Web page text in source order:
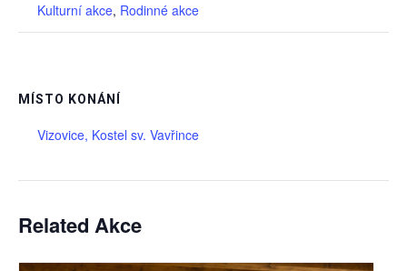
Kulturní akce, Rodinné akce
MÍSTO KONÁNÍ
Vizovice, Kostel sv. Vavřince
Related Akce